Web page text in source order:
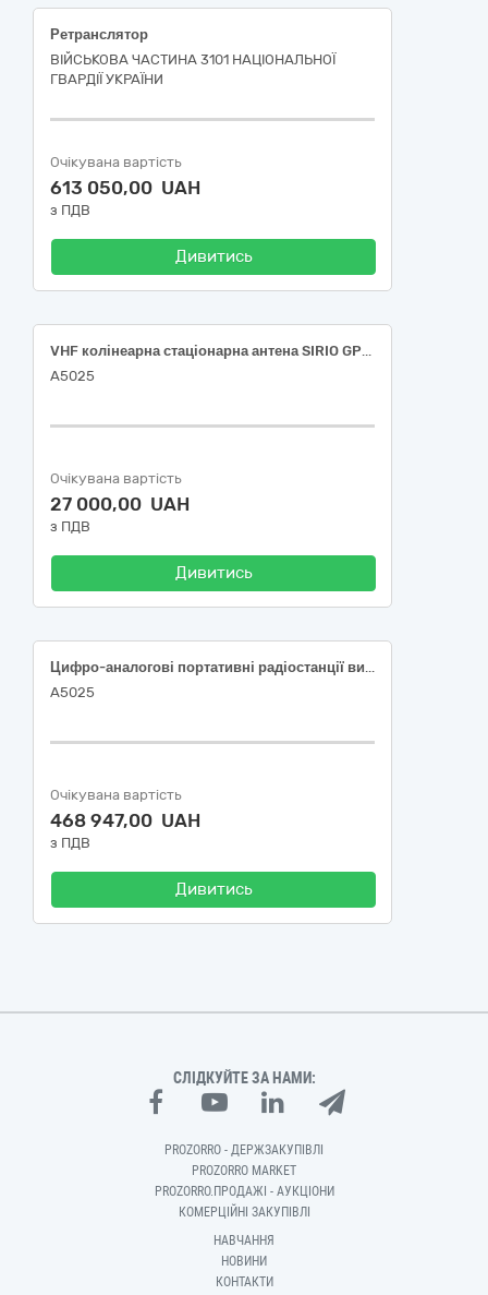
Ретранслятор
ВІЙСЬКОВА ЧАСТИНА 3101 НАЦІОНАЛЬНОЇ
ГВАРДІЇ УКРАЇНИ
Очікувана вартість
613 050,00 UAH
з ПДВ
Дивитись
VHF колінеарна стаціонарна антена SIRIO GPF 22N або еквівалент код за ДК 021:2015: 32230000-4 «Апаратура для передавання радіосигналу з приймальним пристроєм».
А5025
Очікувана вартість
27 000,00 UAH
з ПДВ
Дивитись
Цифро-аналогові портативні радіостанції виробництва Моторола Солюшинс R7А VHF (AES 256) або еквівалент.
А5025
Очікувана вартість
468 947,00 UAH
з ПДВ
Дивитись
СЛІДКУЙТЕ ЗА НАМИ:
PROZORRO - ДЕРЖЗАКУПІВЛІ
PROZORRO MARKET
PROZORRO.ПРОДАЖІ - АУКЦІОНИ
КОМЕРЦІЙНІ ЗАКУПІВЛІ
НАВЧАННЯ
НОВИНИ
КОНТАКТИ